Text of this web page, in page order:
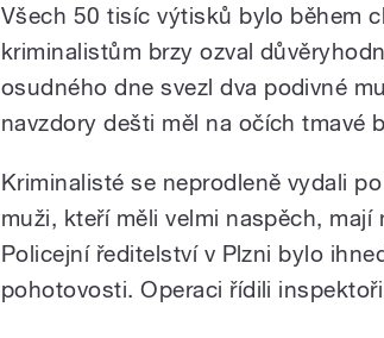
Všech 50 tisíc výtisků bylo během
kriminalistům brzy ozval
osudného dne svezl dva podivné
navzdory dešti měl na očích tmavé
Kriminalisté se neprodleně vydali
muži, kteří měli velmi naspěch, mají
Policejní ředitelství v Plzni bylo
pohotovosti. Operaci řídili